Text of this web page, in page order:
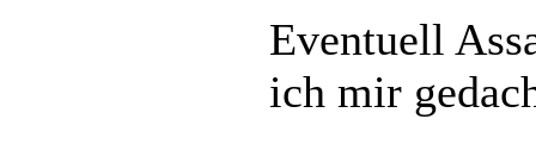
Eventuell
ich mir